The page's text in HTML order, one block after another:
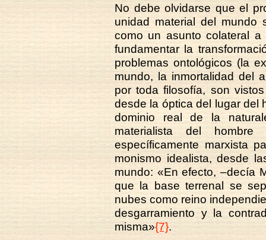
No debe olvidarse que el
unidad material del mundo
como un asunto colateral
fundamentar la
problemas ontológicos (la
mundo, la inmortalidad del
por toda filosofía, son
desde la óptica del lugar del
dominio real de la
materialista del
específicamente marxista
monismo idealista, desde
mundo: «En efecto, –decía
que la base terrenal se
nubes como reino
desgarramiento y la
misma»{7}.